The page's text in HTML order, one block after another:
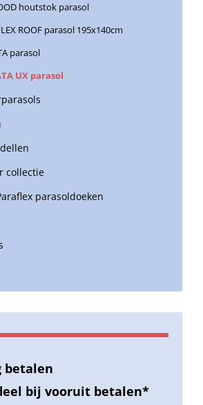
houtstok parasol
ROOF parasol 195x140cm
parasol
UX parasol
collectie
parasoldoeken
betalen
bij vooruit betalen*